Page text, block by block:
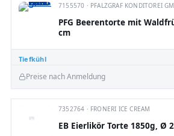
Tiefkühl
7155570 · PFALZGRAF KONDITOREI
PFG Beerentorte mit
cm
Preise nach Anmeldung
7352764 · FRONERI ICE CREAM
EB Eierlikör Torte 1850g, Ø